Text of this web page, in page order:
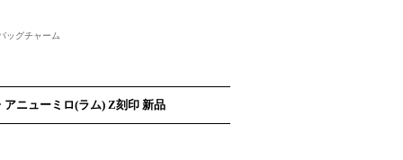
ッグチャーム
ニューミロ(ラム) Z刻印 新品